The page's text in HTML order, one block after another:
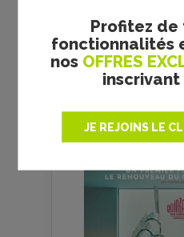
Profitez de
fonctionnalités
nos OFFRES
inscrivant
JE REJOINS LE
Plus de